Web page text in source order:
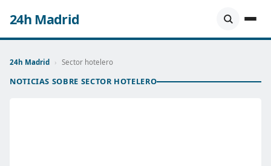
24h Madrid
24h Madrid › Sector hotelero
NOTICIAS SOBRE SECTOR HOTELERO